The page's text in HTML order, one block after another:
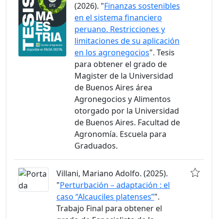
(2026). "Finanzas sostenibles
en el sistema financiero
peruano. Restricciones y
limitaciones de su aplicación
en los agronegocios". Tesis
para obtener el grado de
Magister de la Universidad
de Buenos Aires área
Agronegocios y Alimentos
otorgado por la Universidad
de Buenos Aires. Facultad de
Agronomía. Escuela para
Graduados.
Villani, Mariano Adolfo. (2025).
"Perturbación – adaptación : el
caso “Alcauciles platenses”".
Trabajo Final para obtener el